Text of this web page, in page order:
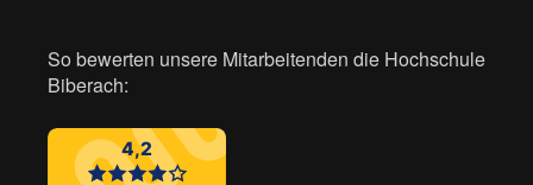
So bewerten unsere Mitarbeitenden die Hochschule
Biberach: